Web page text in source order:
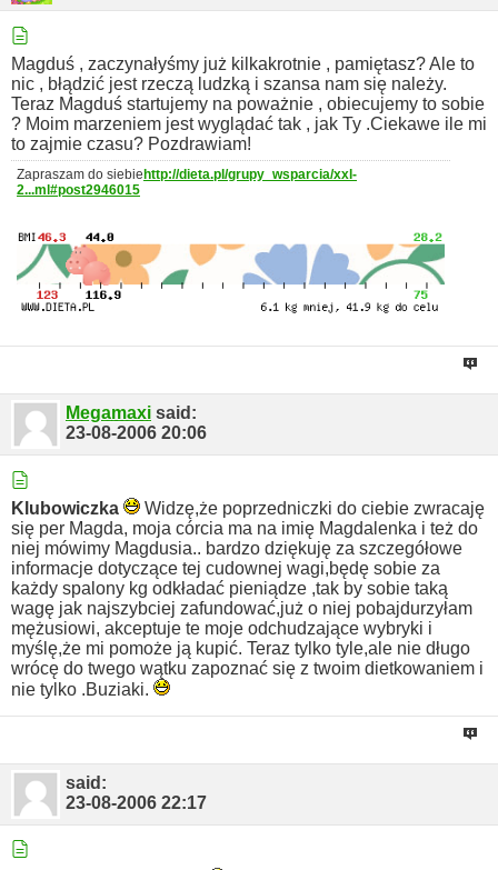
Magduś , zaczynałyśmy już kilkakrotnie , pamiętasz? Ale to
nic , błądzić jest rzeczą ludzką i szansa nam się należy.
Teraz Magduś startujemy na poważnie , obiecujemy to sobie
? Moim marzeniem jest wyglądać tak , jak Ty .Ciekawe ile mi
to zajmie czasu? Pozdrawiam!
Zapraszam do siebiehttp://dieta.pl/grupy_wsparcia/xxl-
2...ml#post2946015
Megamaxi said:
23-08-2006 20:06
Klubowiczka
Widzę,że poprzedniczki do ciebie zwracaję
się per Magda, moja córcia ma na imię Magdalenka i też do
niej mówimy Magdusia.. bardzo dziękuję za szczegółowe
informacje dotyczące tej cudownej wagi,będę sobie za
każdy spalony kg odkładać pieniądze ,tak by sobie taką
wagę jak najszybciej zafundować,już o niej pobajdurzyłam
mężusiowi, akceptuje te moje odchudzające wybryki i
myślę,że mi pomoże ją kupić. Teraz tylko tyle,ale nie długo
wrócę do twego wątku zapoznać się z twoim dietkowaniem i
nie tylko .Buziaki.
said:
23-08-2006 22:17